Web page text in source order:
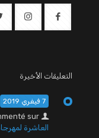
التعليقات الأخيرة
7 فيفري 2019
sur
العاشرة لمهرجان